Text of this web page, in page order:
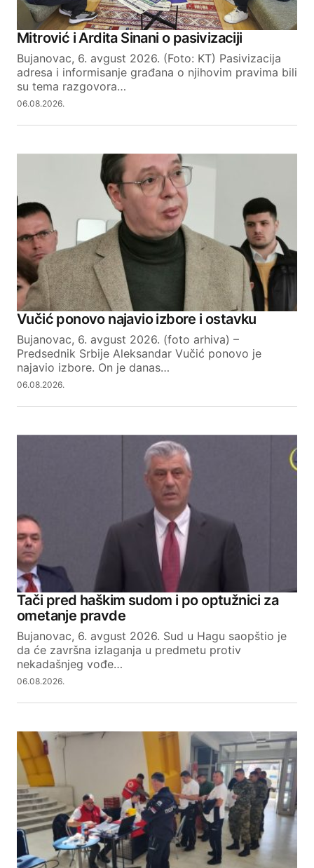
Mitrović i Ardita Sinani o pasivizaciji
Bujanovac, 6. avgust 2026. (Foto: KT) Pasivizacija
adresa i informisanje građana o njihovim pravima bili
su tema razgovora…
06.08.2026.
Vučić ponovo najavio izbore i ostavku
Bujanovac, 6. avgust 2026. (foto arhiva) –
Predsednik Srbije Aleksandar Vučić ponovo je
najavio izbore. On je danas…
06.08.2026.
Tači pred haškim sudom i po optužnici za
ometanje pravde
Bujanovac, 6. avgust 2026. Sud u Hagu saopštio je
da će završna izlaganja u predmetu protiv
nekadašnjeg vođe…
06.08.2026.